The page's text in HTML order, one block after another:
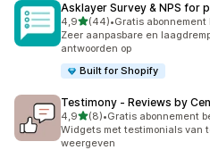
Asklayer Survey & NPS for
4,9van 5 sterren
(44)
44 recensies in totaal
•Gratis
Zeer aanpasbare en
antwoorden op
Built for Shopify
Testimony ‑ Reviews by
4,9van 5 sterren
(8)
8 recensies in totaal
•Gratis abonnement
Widgets met testimonials van
weergeven